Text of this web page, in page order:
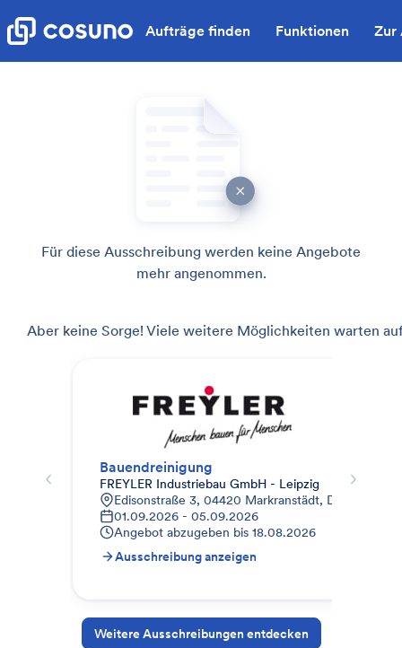
Aufträge finden Funktionen Zur
Für diese Ausschreibung werden keine Angebote
mehr angenommen.
Aber keine Sorge! Viele weitere Möglichkeiten warten
Bauendreinigung
FREYLER Industriebau GmbH - Leipzig
Edisonstraße 3, 04420 Markranstädt, Deutschland
01.09.2026 - 05.09.2026
Angebot abzugeben bis 18.08.2026
Ausschreibung anzeigen
Weitere Ausschreibungen entdecken